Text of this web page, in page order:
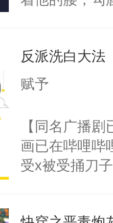
来，给老公亲
用力——为你
反派洗白大法
赋予
【同名广播
画已在哔哩哔
受x被受捅刀